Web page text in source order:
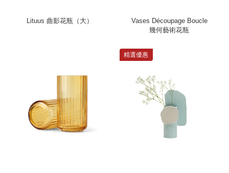
Lituus 曲影花瓶（大）
Vases Découpage Boucle
幾何藝術花瓶
精選優惠